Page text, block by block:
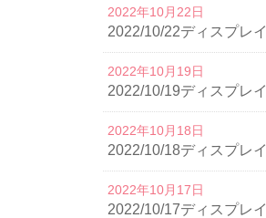
2022/10/22ディスプレイ
2022年10月22日
2022/10/19ディスプレイ
2022年10月19日
2022/10/18ディスプレイ
2022年10月18日
2022/10/17ディスプレイ
2022年10月17日